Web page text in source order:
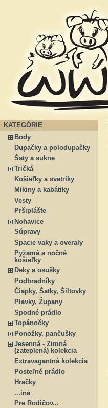
KATEGÓRIE
Body
Dupačky a polodupačky
Šaty a sukne
Tričká
Košieľky a svetríky
Mikiny a kabátiky
Vesty
Pršiplášte
Nohavice
Súpravy
Spacie vaky a overaly
Pyžamá a nočné
košieľky
Deky a osušky
Podbradníky
Čiapky, Šatky, Šiltovky
Plavky, Župany
Spodné prádlo
Topánočky
Ponožky, pančušky
Jesenná - Zimná
(zateplená) kolekcia
Extravagantná kolekcia
Posteľné prádlo
Hračky
...iné
Pre Rodičov...